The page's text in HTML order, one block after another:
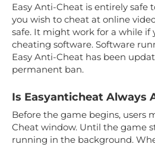
Easy Anti-Cheat is entirely safe
you wish to cheat at online
safe. It might work for a while if
cheating software. Software
Easy Anti-Cheat has been
permanent ban.
Is Easyanticheat Always
Before the game begins, users
Cheat window. Until the game
running in the background.